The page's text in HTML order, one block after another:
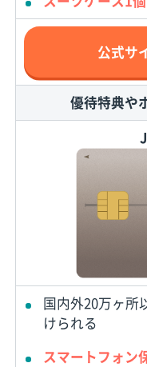
公式サ
優待特典や
国内外20万ヶ所
けられる
スマートフォン